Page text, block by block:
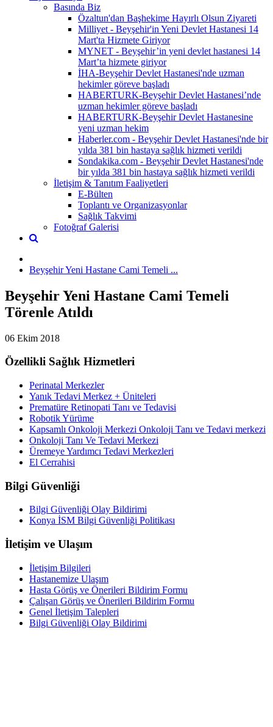
Basında Biz
Özaltun'dan Başhekime Hayırlı Olsun Ziyareti
Milliyet - Beyşehir'in Yeni Devlet Hastanesi 14
Mart'ta Hizmete Giriyor
MYNET - Beyşehir’in yeni devlet hastanesi 14
Mart’ta hizmete giriyor
İHA-Beyşehir Devlet Hastanesi'nde uzman
hekimler göreve başladı
HABERTURK-Beyşehir Devlet Hastanesi’nde
uzman hekimler göreve başladı
HABERTURK-Beyşehir Devlet Hastanesine
yeni uzman hekim
Haberler.com - Beyşehir Devlet Hastanesi'nde bir
yılda 381 bin hastaya sağlık hizmeti verildi
Sondakika.com - Beyşehir Devlet Hastanesi'nde
bir yılda 381 bin hastaya sağlık hizmeti verildi
İletişim & Tanıtım Faaliyetleri
E-Bülten
Toplantı ve Organizasyonlar
Sağlık Takvimi
Fotoğraf Galerisi
Beyşehir Yeni Hastane Cami Temeli ...
Beyşehir Yeni Hastane Cami Temeli
Törenle Atıldı
06 Ekim 2018
Özellikli Sağlık Hizmetleri
Perinatal Merkezler
Yanık Tedavi Merkez + Üniteleri
Prematüre Retinopati Tanı ve Tedavisi
Robotik Yürüme
Kapsamlı Onkoloji Merkezi Onkoloji Tanı ve Tedavi merkezi
Onkoloji Tanı Ve Tedavi Merkezi
Üremeye Yardımcı Tedavi Merkezleri
El Cerrahisi
Bilgi Güvenliği
Bilgi Güvenliği Olay Bildirimi
Konya İSM Bilgi Güvenliği Politikası
İletişim ve Ulaşım
İletişim Bilgileri
Hastanemize Ulaşım
Hasta Görüş ve Önerileri Bildirim Formu
Çalışan Görüş ve Önerileri Bildirim Formu
Genel İletişim Talepleri
Bilgi Güvenliği Olay Bildirimi